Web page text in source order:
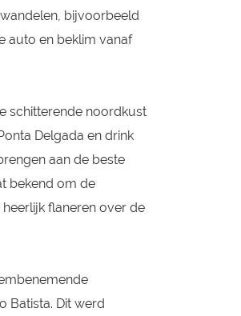
bijvoorbeeld
auto en beklim vanaf
schitterende noordkust
Delgada en drink
aan de beste
bekend om de
flaneren over de
Batista. Dit werd